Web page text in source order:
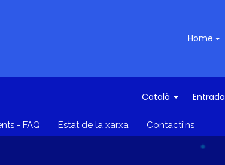
Home
Català Entrada
- FAQ Estat de la xarxa Contacti'ns